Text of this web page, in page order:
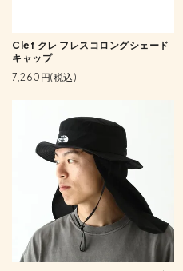
Clef クレ フレスコロングシェード
キャップ
7,260円(税込)